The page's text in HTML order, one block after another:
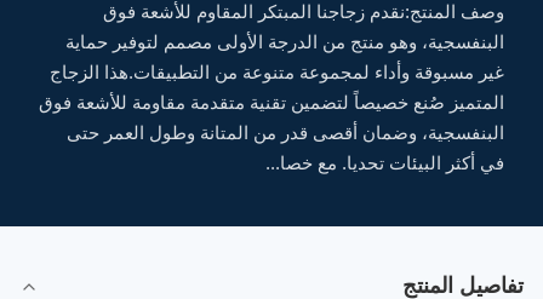
وصف المنتج:نقدم زجاجنا المبتكر المقاوم للأشعة فوق
البنفسجية، وهو منتج من الدرجة الأولى مصمم لتوفير حماية
غير مسبوقة وأداء لمجموعة متنوعة من التطبيقات.هذا الزجاج
المتميز صُنع خصيصاً لتضمين تقنية متقدمة مقاومة للأشعة فوق
البنفسجية، وضمان أقصى قدر من المتانة وطول العمر حتى
في أكثر البيئات تحديا. مع خصا...
تفاصيل المنتج